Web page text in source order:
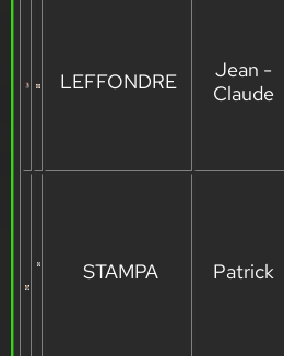
LEFFONDRE
Jean -
Claude
STAMPA Patrick